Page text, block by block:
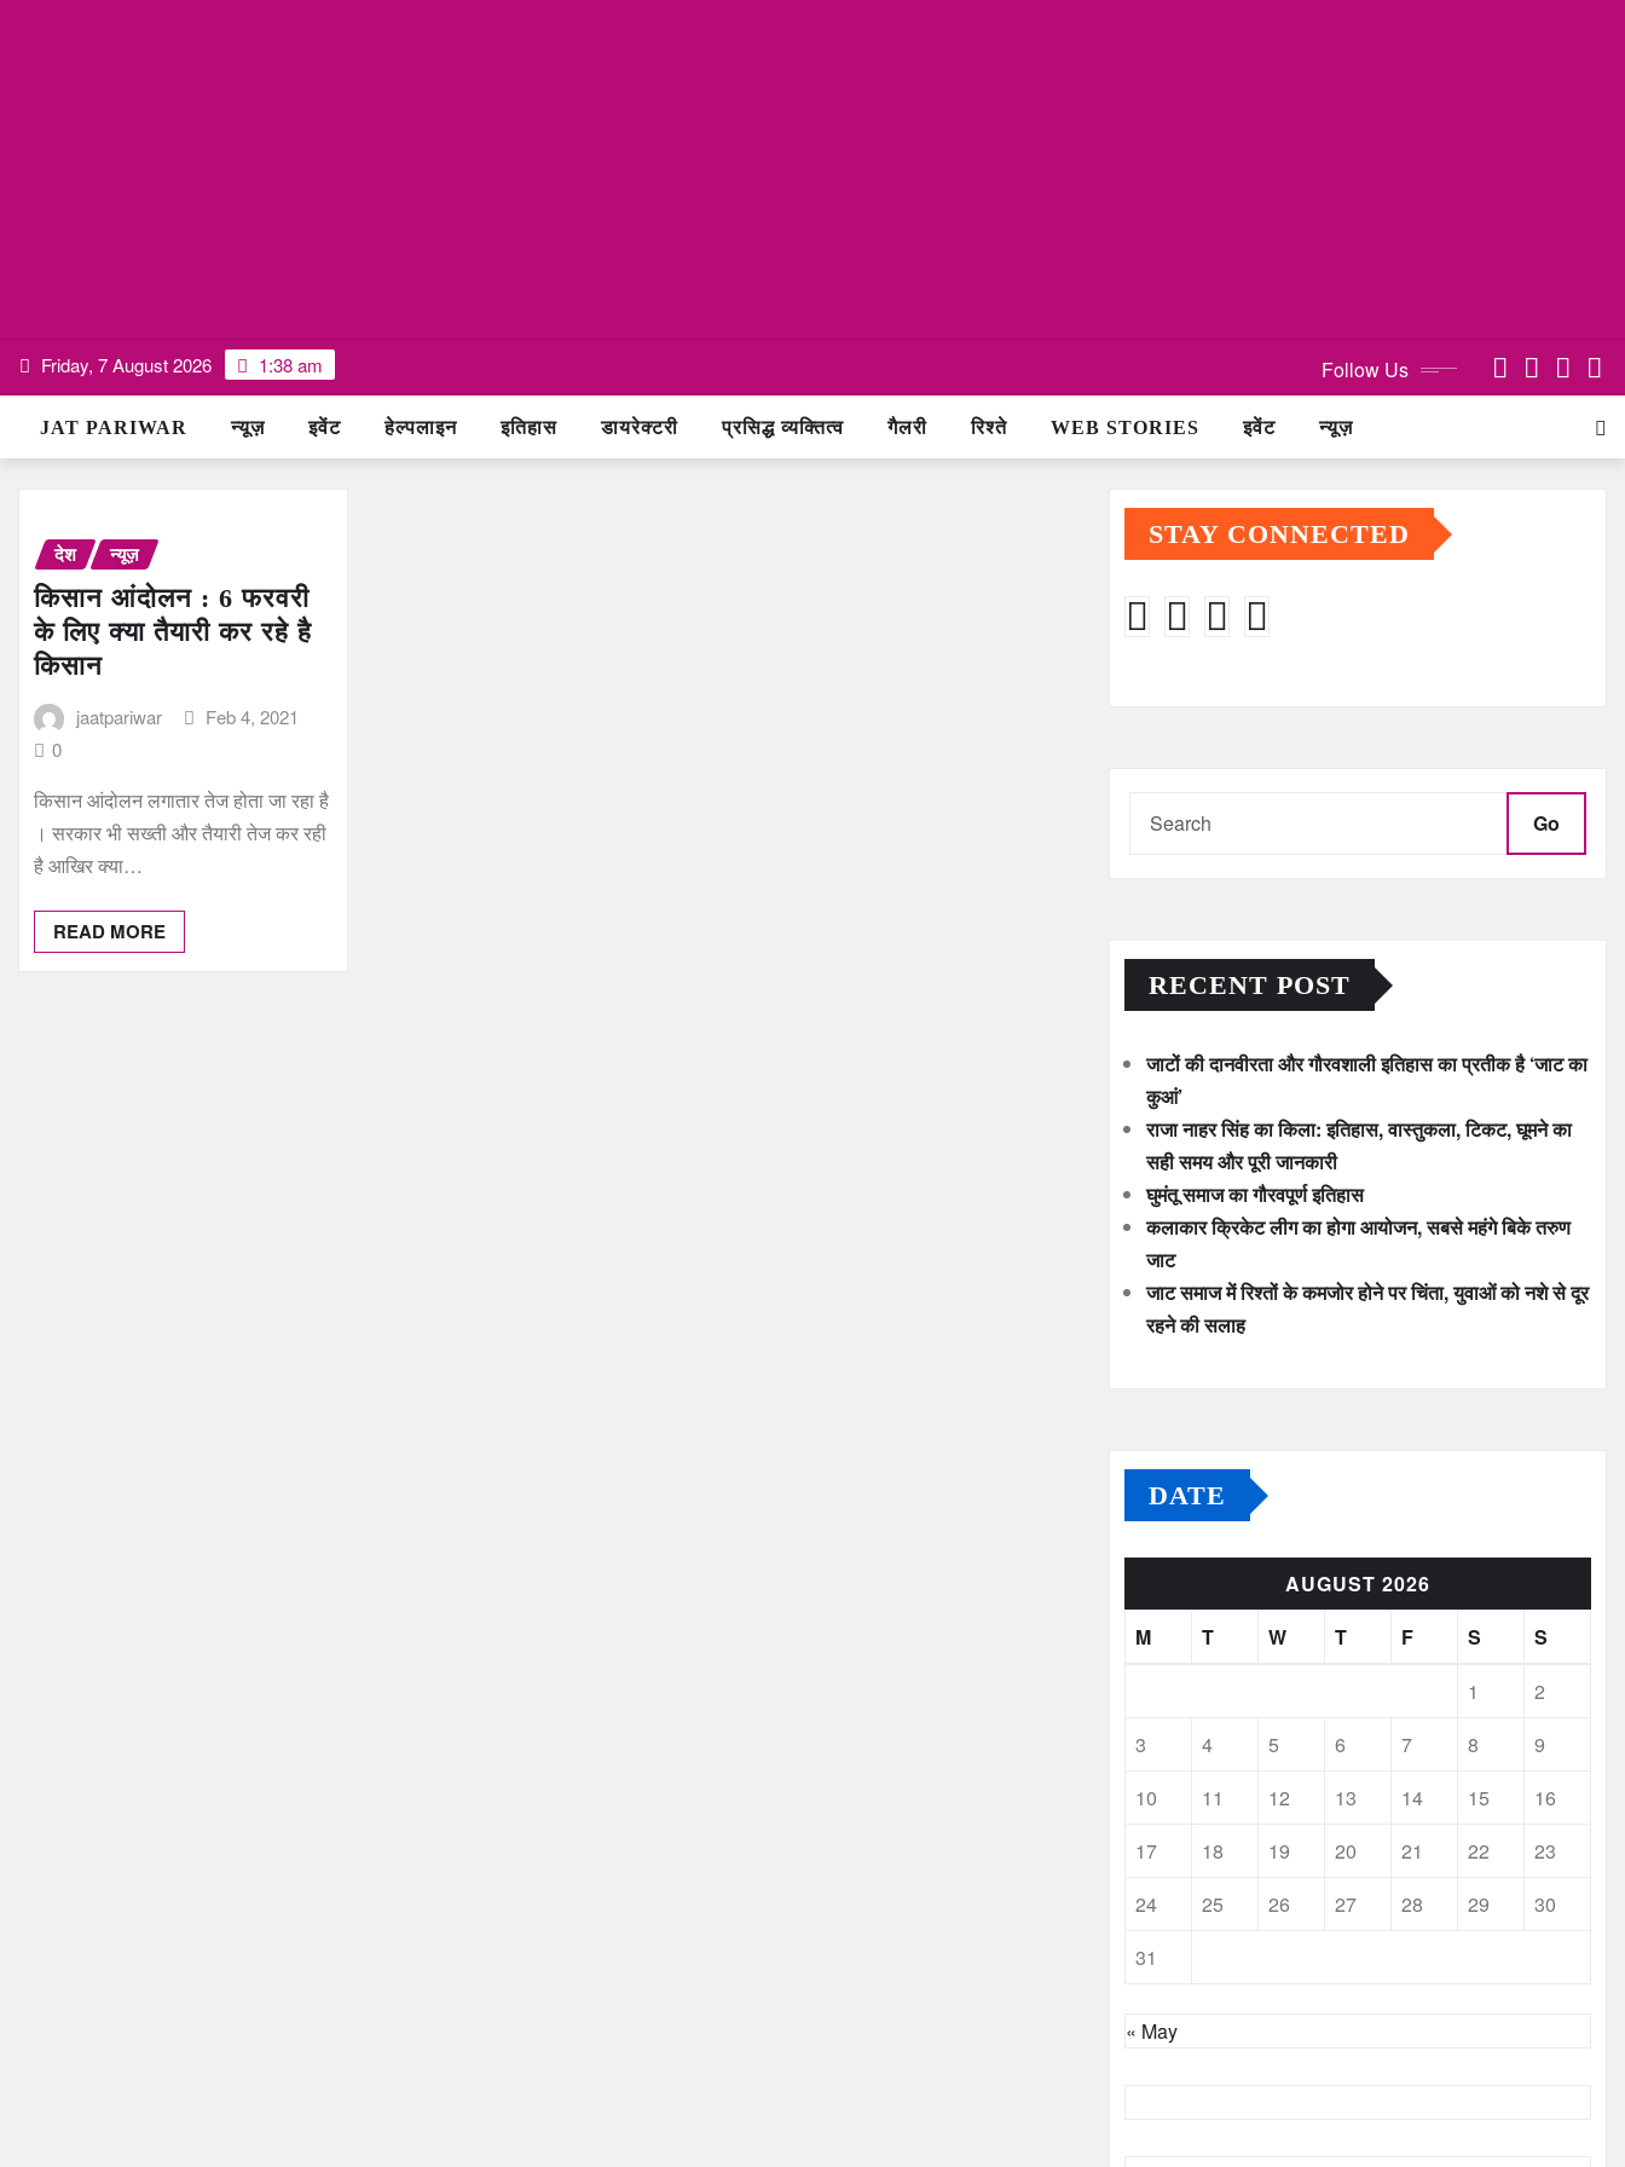
Skip
content
Friday, 7 August 2026 1:38 am Follow Us
JAT PARIWAR न्यूज़ इवेंट हेल्पलाइन इतिहास डायरेक्टरी प्रसिद्ध व्यक्तित्व गैलरी रिश्ते WEB STORIES इवेंट न्यूज़
देश न्यूज़
किसान आंदोलन : 6 फरवरी
के लिए क्‍या तैयारी कर रहे है
किसान
jaatpariwar
Feb 4, 2021
0
किसान आंदोलन लगातार तेज होता जा रहा है
। सरकार भी सख्‍ती और तैयारी तेज कर रही
है आखिर क्‍या…
READ MORE
STAY CONNECTED
Go
RECENT POST
जाटों की दानवीरता और गौरवशाली इतिहास का प्रतीक है ‘जाट का
कुआं’
राजा नाहर सिंह का किला: इतिहास, वास्तुकला, टिकट, घूमने का
सही समय और पूरी जानकारी
घुमंतू समाज का गौरवपूर्ण इतिहास
कलाकार क्रिकेट लीग का होगा आयोजन, सबसे महंगे बिके तरुण
जाट
जाट समाज में रिश्तों के कमजोर होने पर चिंता, युवाओं को नशे से दूर
रहने की सलाह
DATE
AUGUST 2026
M
T W T F S
S
1
2
3
4 5 6 7 8
9
10
11 12 13 14 15
16
17
18 19 20 21 22
23
24
25 26 27 28 29
30
31
« May